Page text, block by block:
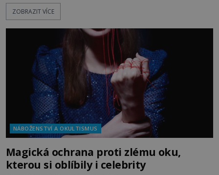
před sebou má rozložený jeden z nejzáhadnějších
magických textů. Jde o Abramelinův grimoár, který
kouzla, jak si někteří myslí, nebo jde o pouhou
pověru? Už šest měsíců pobývá
ZOBRAZIT VÍCE
NÁBOŽENSTVÍ A OKULTISMUS
Magická ochrana proti zlému oku,
kterou si oblíbily i celebrity